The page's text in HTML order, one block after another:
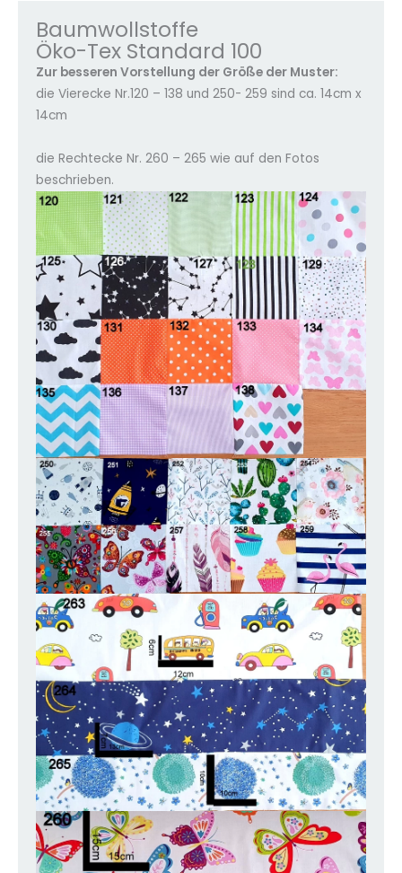
Baumwollstoffe
Öko-Tex Standard 100
Zur besseren Vorstellung der Größe der Muster:
die Vierecke Nr.120 – 138 und 250- 259 sind ca. 14cm x
14cm
die Rechtecke Nr. 260 – 265 wie auf den Fotos
beschrieben.